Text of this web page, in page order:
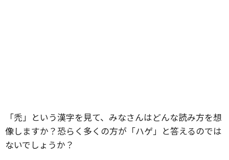
「禿」という漢字を見て、みなさんはどんな読み方を想
像しますか？恐らく多くの方が「ハゲ」と答えるのでは
ないでしょうか？